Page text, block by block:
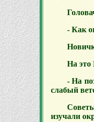
- Как
На это
- На
слабый
изучали